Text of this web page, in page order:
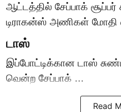
ஆட்டத்தில் சேப்பாக்
டிராகன்ஸ் அணிகள் மோதி
டாஸ்
இப்போட்டிக்கான டாஸ்
வென்ற சேப்பாக் ...
Read